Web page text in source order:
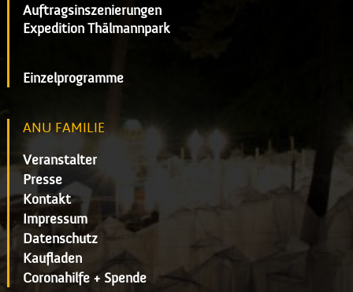
Auftragsinszenierungen
Expedition Thälmannpark
Einzelprogramme
ANU FAMILIE
Veranstalter
Presse
Kontakt
Impressum
Datenschutz
Kaufladen
Coronahilfe + Spende